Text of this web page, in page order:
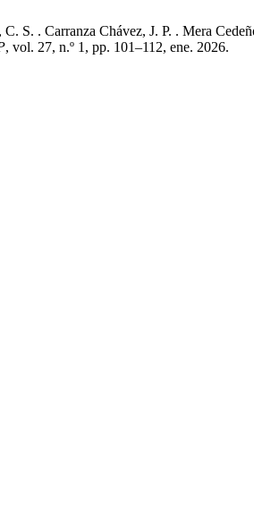
C. S. . Carranza Chávez, J. P. . Mera
, vol. 27, n.º 1, pp. 101–112, ene. 2026.